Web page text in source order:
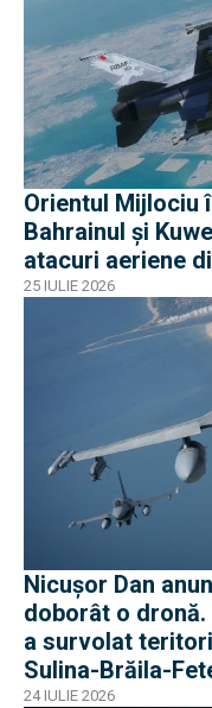
Orientul Mijlociu
Bahrainul și
atacuri aeriene
25 IULIE 2026
Nicușor Dan
doborât o
a survolat
Sulina-Brăila-
24 IULIE 2026